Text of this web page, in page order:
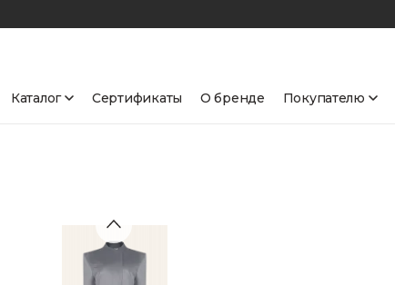
Каталог Сертификаты О бренде Покупателю